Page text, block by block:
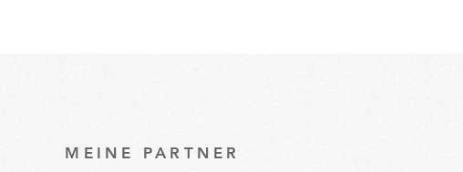
MEINE PARTNER